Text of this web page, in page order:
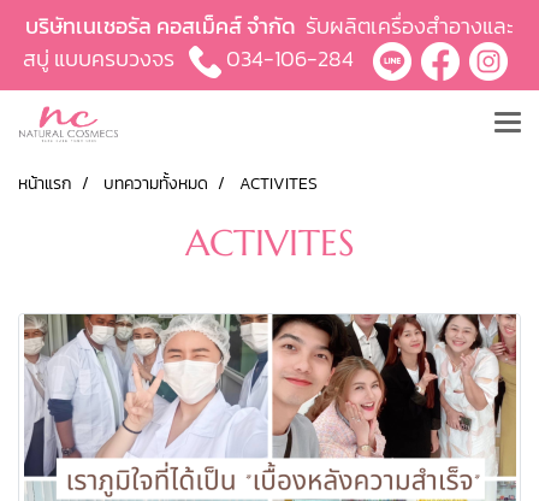
บริษัทเนเชอรัล คอสเม็คส์ จำกัด รับผลิตเครื่องสำอางและ
สบู่ แบบครบวงจร
034-106-284
หน้าแรก บทความทั้งหมด ACTIVITES
ACTIVITES